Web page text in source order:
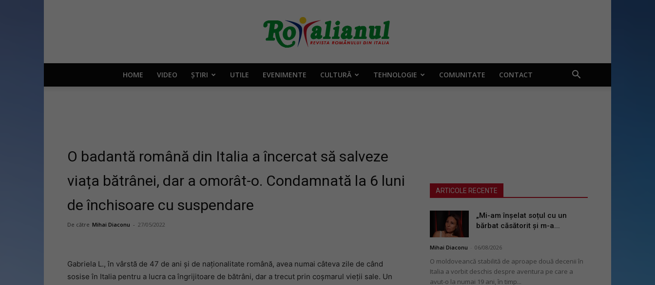
Rotalianul
românului
HOME VIDEO ȘTIRI UTILE EVENIMENTE CULTURĂ TEHNOLOGIE COMUNITATE CONTACT
O badantă română din Italia a încercat să salveze
viața bătrânei, dar a omorât-o. Condamnată la 6 luni
de închisoare cu suspendare
De către Mihai Diaconu - 27/05/2022
Gabriela L., în vârstă de 47 de ani și de naționalitate română, avea numai câteva zile de când
sosise în Italia pentru a lucra ca îngrijitoare de bătrâni, dar a trecut prin coșmarul vieții sale. Un
ARTICOLE RECENTE
„Mi-am înșelat soțul cu un
bărbat căsătorit și m-a...
Mihai Diaconu 06/08/2026
O moldoveancă stabilită de aproape două decenii în
Italia a vorbit deschis despre aventura pe care a
avut-o la numai 19 ani, în timp...